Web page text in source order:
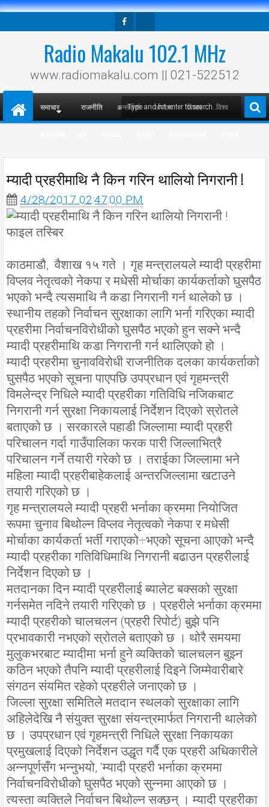
Radio Makalu 102.1 MHz
www.radiomakalu.com || 021-522512
समाचार राजनीति अन्तर्वार्ता अपराध विचार विश्व
म्यादी प्रहरीमाथि नै किन गरिन थालियो निगरानी !
4/28/2017 02:47:00 PM
फाइल तस्बिर
काठमाडौ, वैशाख १५ गते । गृह मन्त्रालयले म्यादी प्रहरीमा
विप्लव नेतृत्वको नेकपा र मधेसी मोर्चाका कार्यकर्ताको घुसपैठ
भएको भन्दै त्यसमाथि नै कडा निगरानी गर्न थालेको छ ।
स्थानीय तहको निर्वाचन सुरक्षाका लागि भर्ना गरिएका म्यादी
प्रहरीमा निर्वाचनविरोधीको घुसपैठ भएको हुन सक्ने भन्दै
म्यादी प्रहरीमाथि कडा निगरानी गर्न थालिएको हो ।
म्यादी प्रहरीमा चुनावविरोधी राजनीतिक दलका कार्यकर्ताको
घुसपैठ भएको सूचना पाएपछि उपप्रधान एवं गृहमन्त्री
विमलेन्द्र निधिले म्यादी प्रहरीका गतिविधि नजिकबाट
निगरानी गर्न सुरक्षा निकायलाई निर्देशन दिएको स्रोतले
बताएको छ । सरकारले पहाडी जिल्लामा म्यादी प्रहरी
परिचालन गर्दा गाउँपालिका फरक पारी जिल्लाभित्रै
परिचालन गर्ने तयारी गरेको छ । तराईका जिल्लामा भने
महिला म्यादी प्रहरीबाहेकलाई अन्तरजिल्लामा खटाउने
तयारी गरिएको छ ।
गृह मन्त्रालयले म्यादी प्रहरी भर्नाका क्रममा नियोजित
रूपमा चुनाव बिथोल्न विप्लव नेतृत्वको नेकपा र मधेसी
मोर्चाका कार्यकर्ता भर्ती गराएको÷भएको सूचना आएको भन्दै
म्यादी प्रहरीका गतिविधिमाथि निगरानी बढाउन प्रहरीलाई
निर्देशन दिएको छ ।
मतदानका दिन म्यादी प्रहरीलाई ब्यालेट बक्सको सुरक्षा
गर्नसमेत नदिने तयारी गरिएको छ । प्रहरीले भर्नाका क्रममा
म्यादी प्रहरीको चालचलन (प्रहरी रिपोर्ट) बुझे पनि
प्रभावकारी नभएको स्रोतले बताएको छ । थोरै समयमा
मुलुकभरबाट म्यादीमा भर्ना हुने व्यक्तिको चालचलन बुझ्न
कठिन भएको तैपनि म्यादी प्रहरीलाई दिइने जिम्मेवारीबारे
संगठन संयमित रहेको प्रहरीले जनाएको छ ।
जिल्ला सुरक्षा समितिले मतदान स्थलको सुरक्षाका लागि
अहिलेदेखि नै संयुक्त सुरक्षा संयन्त्रमार्फत निगरानी थालेको
छ । उपप्रधान एवं गृहमन्त्री निधिले सुरक्षा निकायका
प्रमुखलाई दिएको निर्देशन उद्धृत गर्दै एक प्रहरी अधिकारीले
अन्नपूर्णसँग भन्नुभयो, ‘म्यादी प्रहरी भर्नाका क्रममा
निर्वाचनविरोधीको घुसपैठ भएको सुन्नमा आएको छ ।
त्यस्ता व्यक्तिले निर्वाचन बिथोल्न सक्छन् । म्यादी प्रहरीका